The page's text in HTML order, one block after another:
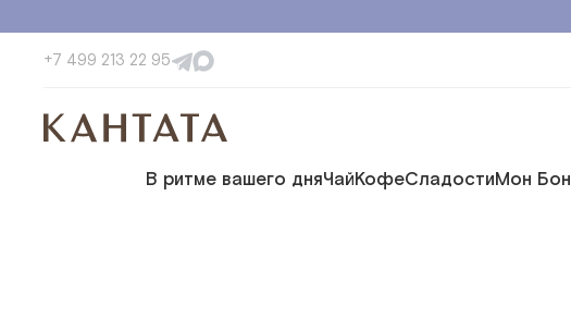
+7 499 213 22 95
В ритме вашего дняЧайКофеСладостиМон Бон